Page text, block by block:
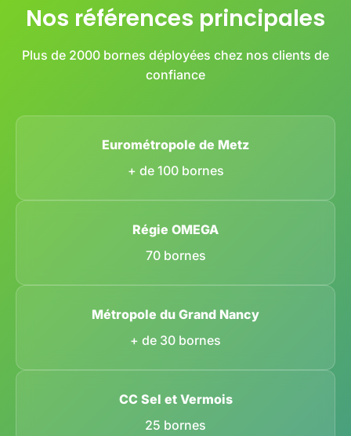
Nos références principales
Plus de 2000 bornes déployées chez nos clients de
confiance
Eurométropole de Metz
+ de 100 bornes
Régie OMEGA
70 bornes
Métropole du Grand Nancy
+ de 30 bornes
CC Sel et Vermois
25 bornes